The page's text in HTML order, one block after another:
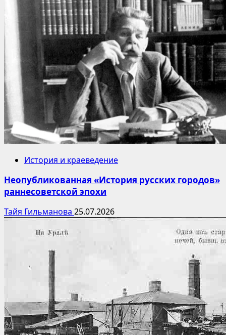
История и краеведение
Неопубликованная «История русских городов»
раннесоветской эпохи
Тайя Гильманова 25.07.2026